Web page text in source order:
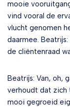
mooie
vind vooral de
vlucht genomen
daarmee.
de cliëntenraad
Beatrijs: Van, oh,
verhoudt dat zich
mooi gegroeid